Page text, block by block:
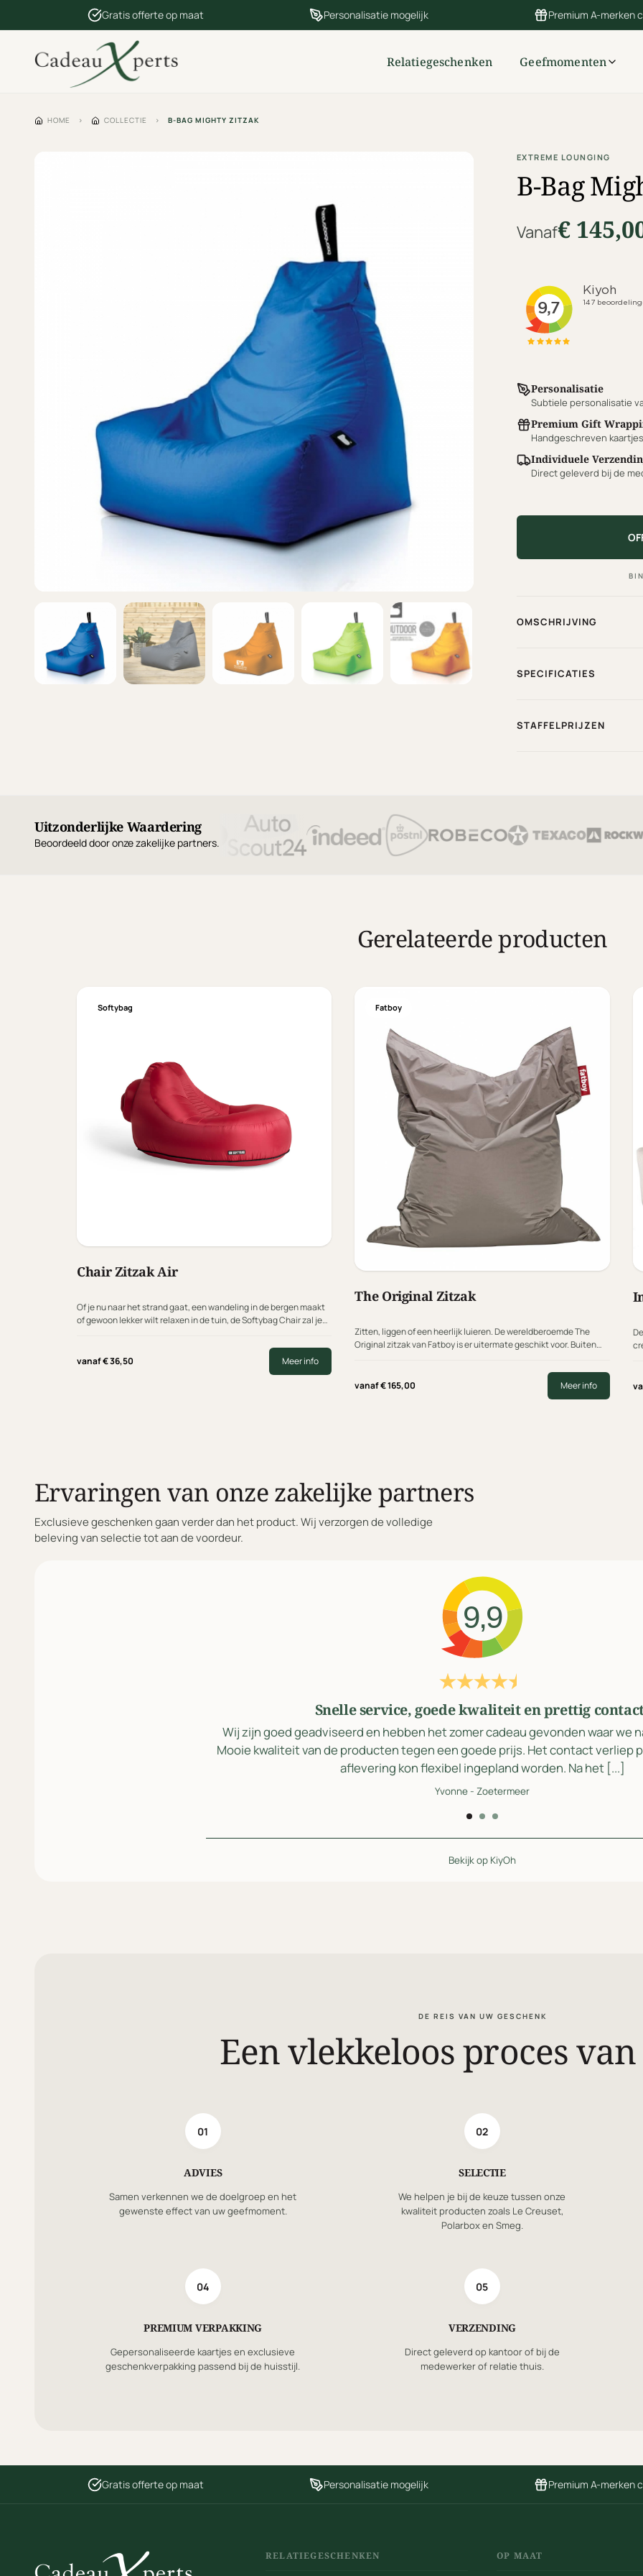
Gratis offerte op maat Personalisatie mogelijk Premium A-merken
Relatiegeschenken Geefmomenten
HOME › COLLECTIE › B-BAG MIGHTY ZITZAK
EXTREME LOUNGING
B-Bag
Vanaf€
Personalisatie
Subtiele personalisatie
Premium Gift
Handgeschreven
Individuele
Direct geleverd bij de
OMSCHRIJVING
SPECIFICATIES
STAFFELPRIJZEN
Uitzonderlijke Waardering
Beoordeeld door onze zakelijke partners.
Gerelateerde producten
Softybag
Chair Zitzak Air
Of je nu naar het strand gaat, een wandeling in de bergen maakt
of gewoon lekker wilt relaxen in de tuin, de Softybag Chair zal je
vanaf€36,50 Meer info
Fatboy
The Original Zitzak
Zitten, liggen of een heerlijk luieren. De wereldberoemde The
Original zitzak van Fatboy is er uitermate geschikt voor. Buiten
vanaf€165,00 Meer info
Ervaringen van onze zakelijke partners
Exclusieve geschenken gaan verder dan het product. Wij verzorgen de volledige
beleving van selectie tot aan de voordeur.
9,9
Snelle service, goede kwaliteit en prettig
Wij zijn goed geadviseerd en hebben het zomer cadeau gevonden waar we
Mooie kwaliteit van de producten tegen een goede prijs. Het contact verliep
aflevering kon flexibel ingepland worden. Na het [...]
Yvonne- Zoetermeer
Bekijk op KiyOh
DE REIS VAN UW GESCHENK
Een vlekkeloos proces
01
ADVIES
Samen verkennen we de doelgroep en het
gewenste effect van uw geefmoment.
02
SELECTIE
We helpen je bij de keuze tussen onze
kwaliteit producten zoals Le Creuset,
Polarbox en Smeg.
04
PREMIUM VERPAKKING
Gepersonaliseerde kaartjes en exclusieve
geschenkverpakking passend bij de huisstijl.
05
VERZENDING
Direct geleverd op kantoor of bij de
medewerker of relatie thuis.
Gratis offerte op maat Personalisatie mogelijk Premium A-merken
RELATIEGESCHENKEN OP MAAT